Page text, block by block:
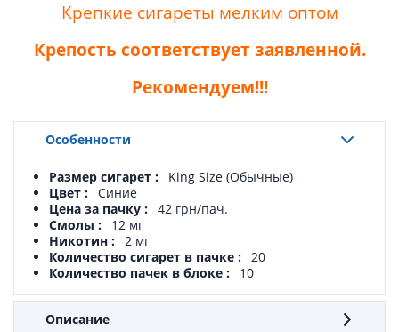
Крепкие сигареты мелким оптом
Крепость соответствует заявленной.
Рекомендуем!!!
Особенности
Размер сигарет
King Size (Обычные)
Цвет
Синие
Цена за пачку
42 грн/пач.
Смолы
12 мг
Никотин
2 мг
Количество сигарет в пачке
20
Количество пачек в блоке
10
Описание